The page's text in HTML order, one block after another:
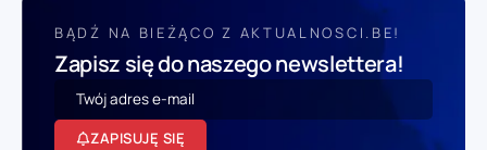
BĄDŹ NA BIEŻĄCO Z AKTUALNOSCI.BE!
Zapisz się do naszego newslettera!
ZAPISUJĘ SIĘ